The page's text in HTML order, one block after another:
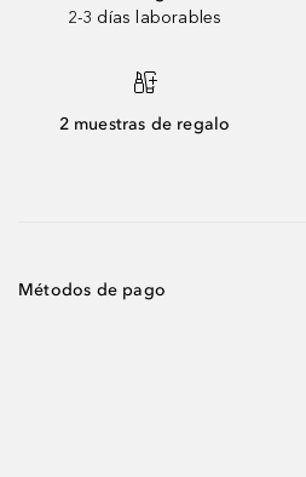
2-3 días laborables
2 muestras de regalo
Métodos de pago